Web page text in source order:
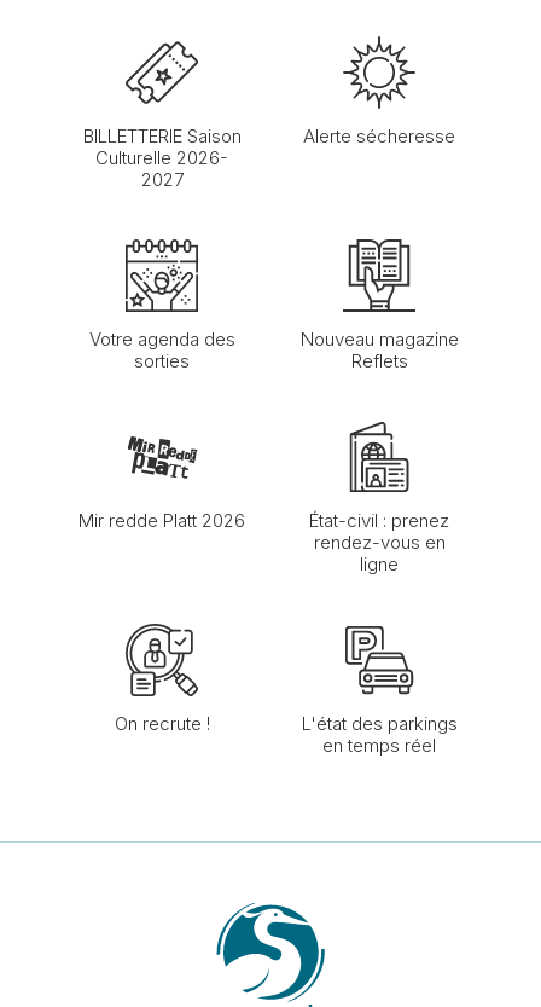
BILLETTERIE Saison
Culturelle 2026-
2027
Alerte sécheresse
Votre agenda des
sorties
Nouveau magazine
Reflets
Mir redde Platt 2026
État-civil : prenez
rendez-vous en
ligne
On recrute !
L'état des parkings
en temps réel